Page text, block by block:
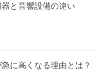
と音響設備の違い
に高くなる理由とは？